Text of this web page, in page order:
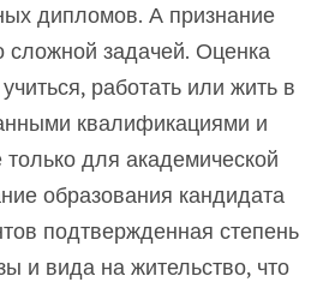
дипломов. А признание
задачей. Оценка
работать или жить в
квалификациями и
для академической
образования кандидата
подтвержденная степень
и вида на жительство, что